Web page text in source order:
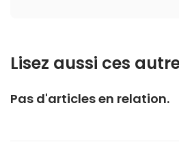
Lisez aussi ces
Pas d'articles en relation.